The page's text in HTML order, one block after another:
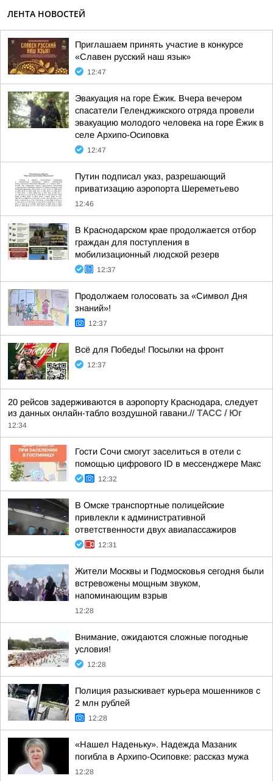
ЛЕНТА НОВОСТЕЙ
Приглашаем принять участие в конкурсе
«Славен русский наш язык»
12:47
Эвакуация на горе Ёжик. Вчера вечером
спасатели Геленджикского отряда провели
эвакуацию молодого человека на горе Ёжик в
селе Архипо-Осиповка
12:47
Путин подписал указ, разрешающий
приватизацию аэропорта Шереметьево
12:46
В Краснодарском крае продолжается отбор
граждан для поступления в
мобилизационный людской резерв
12:37
Продолжаем голосовать за «Символ Дня
знаний»!
12:37
Всё для Победы! Посылки на фронт
12:37
20 рейсов задерживаются в аэропорту Краснодара, следует
из данных онлайн-табло воздушной гавани.// ТАСС / Юг
12:34
Гости Сочи смогут заселиться в отели с
помощью цифрового ID в мессенджере Макс
12:32
В Омске транспортные полицейские
привлекли к административной
ответственности двух авиапассажиров
12:31
Жители Москвы и Подмосковья сегодня были
встревожены мощным звуком,
напоминающим взрыв
12:28
Внимание, ожидаются сложные погодные
условия!
12:28
Полиция разыскивает курьера мошенников с
2 млн рублей
12:28
«Нашел Наденьку». Надежда Мазаник
погибла в Архипо-Осиповке: рассказ мужа
12:28